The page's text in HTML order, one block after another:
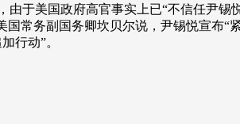
由于美国政府高官事实上已“不信任尹
国常务副国务卿坎贝尔说，尹锡悦宣布
行动”。